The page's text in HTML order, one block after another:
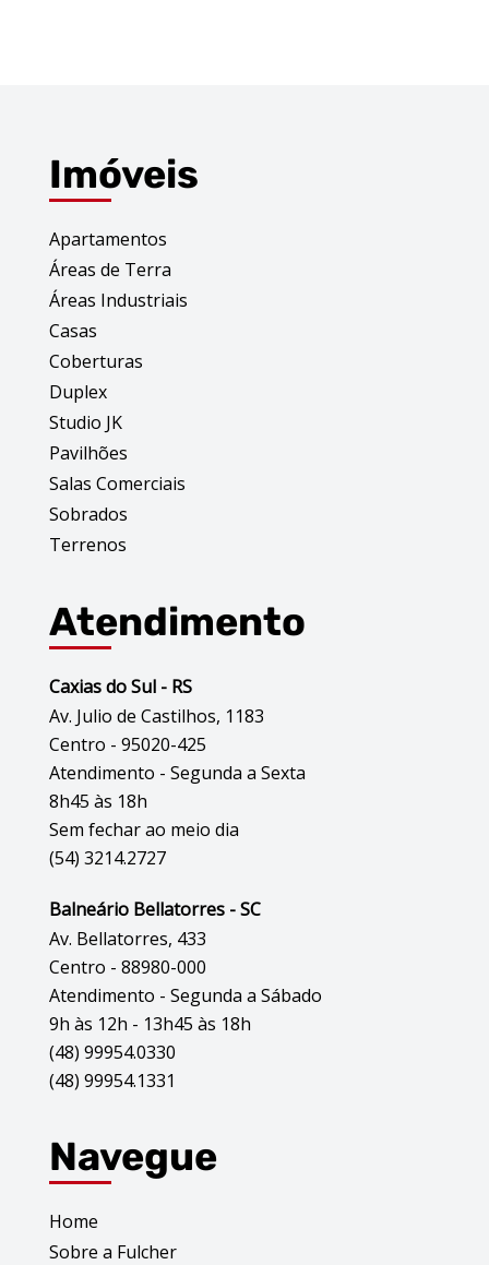
Imóveis
Apartamentos
Áreas de Terra
Áreas Industriais
Casas
Coberturas
Duplex
Studio JK
Pavilhões
Salas Comerciais
Sobrados
Terrenos
Atendimento
Caxias do Sul - RS
Av. Julio de Castilhos, 1183
Centro - 95020-425
Atendimento - Segunda a Sexta
8h45 às 18h
Sem fechar ao meio dia
(54) 3214.2727
Balneário Bellatorres - SC
Av. Bellatorres, 433
Centro - 88980-000
Atendimento - Segunda a Sábado
9h às 12h - 13h45 às 18h
(48) 99954.0330
(48) 99954.1331
Navegue
Home
Sobre a Fulcher